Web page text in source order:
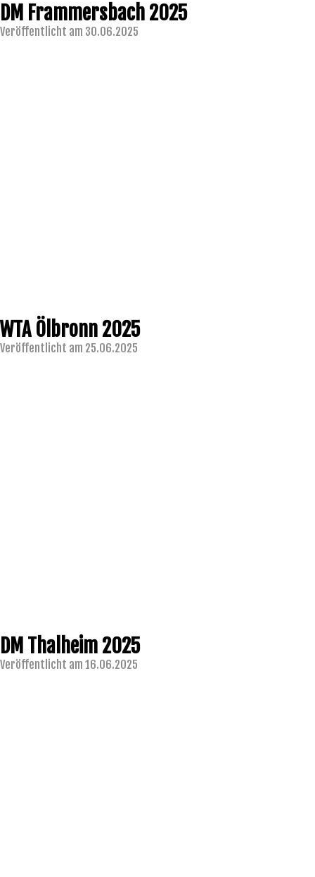
DM Frammersbach 2025
Veröffentlicht am 30.06.2025
WTA Ölbronn 2025
Veröffentlicht am 25.06.2025
DM Thalheim 2025
Veröffentlicht am 16.06.2025